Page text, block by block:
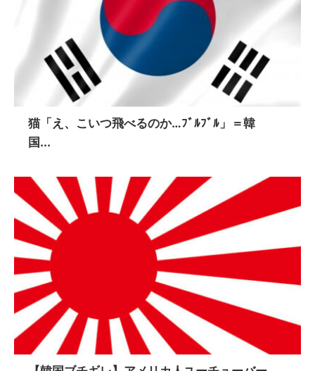
猫「え、こいつ飛べるのか…ﾌﾞﾙﾌﾞﾙ」＝韓
国...